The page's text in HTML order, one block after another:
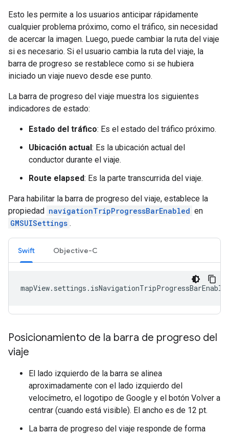
Esto les permite a los usuarios anticipar rápidamente
cualquier problema próximo, como el tráfico, sin necesidad
de acercar la imagen. Luego, puede cambiar la ruta del viaje
si es necesario. Si el usuario cambia la ruta del viaje, la
barra de progreso se restablece como si se hubiera
iniciado un viaje nuevo desde ese punto.
La barra de progreso del viaje muestra los siguientes
indicadores de estado:
Estado del tráfico: Es el estado del tráfico próximo.
Ubicación actual: Es la ubicación actual del
conductor durante el viaje.
Route elapsed: Es la parte transcurrida del viaje.
Para habilitar la barra de progreso del viaje, establece la
propiedad navigationTripProgressBarEnabled en
GMSUISettings .
Swift Objective-C
mapView. settings .
Posicionamiento de la barra de progreso del
viaje
El lado izquierdo de la barra se alinea
aproximadamente con el lado izquierdo del
velocímetro, el logotipo de Google y el botón Volver a
centrar (cuando está visible). El ancho es de 12 pt.
La barra de progreso del viaje responde de forma